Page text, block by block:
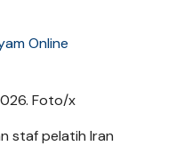
Online
Foto/x
staf pelatih Iran